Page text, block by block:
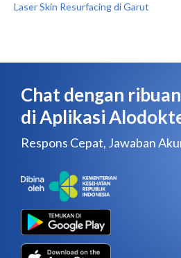
Laser Skin Resurfacing di Garut